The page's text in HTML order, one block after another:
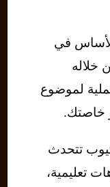
في
خلاله
لموضوع
خاصتك.
تتحدث
تعليمية،